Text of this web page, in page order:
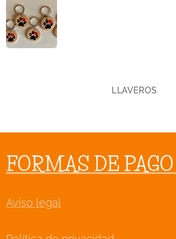
LLAVEROS
FORMAS DE
Aviso legal